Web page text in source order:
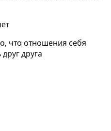
что отношения себя
друга